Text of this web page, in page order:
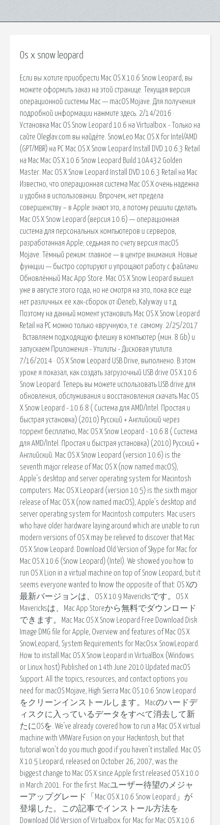
Os x snow leopard
Если вы хотите приобрести Mac OS X 10.6 Snow Leopard, вы
можете оформить заказ на этой странице. Текущая версия
операционной сиcтемы Mac — macOS Mojave. Для получения
подробной информации нажмите здесь. 2/14/2016 ·
Установка Mac OS Snow Leopard 10.6 на Virtualbox - Только на
сайте Oleglav.com вы найдёте. SnowLeo Mac OS X for Intel/AMD
(GPT/MBR) на PC Mac OS X Snow Leopard Install DVD 10.6.3 Retail
на Mac Mac OS X 10.6 Snow Leopard Build 10A432 Golden
Master. Mac OS X Snow Leopard Install DVD 10.6.3 Retail на Mac
Известно, что операционная система Mac OS X очень надежна
и удобна в использовании. Впрочем, нет предела
совершенству – в Apple знают это, а потому решили сделать.
Mac OS X Snow Leopard (версия 10.6) — операционная
система для персональных компьютеров и серверов,
разработанная Apple; седьмая по счету версия macOS
Mojave. Тёмный режим: главное — в центре внимания. Новые
функции — быстро сортируют и упрощают работу с файлами.
Обновлённый Mac App Store. Mac OS X Snow Leopard вышел
уже в августе этого года, но не смотря на это, пока все еще
нет различных ее хак-сборок от iDeneb, Kalyway и т.д.
Поэтому на данный момент установить Mac OS X Snow Leopard
Retail на PC можно только «вручную», т.е. самому. 2/25/2017
· Вставляем подходящую флешку в компьютер (мин. 8 Gb) и
запускаем Приложения - Утилиты - Дисковая утилита.
7/16/2014 · OS X Snow Leopard USB Drive, выполнено. В этом
уроке я показал, как создать загрузочный USB drive OS X 10.6
Snow Leopard. Теперь вы можете использовать USB drive для
обновления, обслуживания и восстановления скачать Mac OS
X Snow Leopard - 10.6.8 ( Система для AMD/Intel. Простая и
быстрая установка) (2010) Русский + Английский через
торрент бесплатно, Mac OS X Snow Leopard - 10.6.8 ( Система
для AMD/Intel. Простая и быстрая установка) (2010) Русский +
Английский. Mac OS X Snow Leopard (version 10.6) is the
seventh major release of Mac OS X (now named macOS),
Apple's desktop and server operating system for Macintosh
computers. Mac OS X Leopard (version 10.5) is the sixth major
release of Mac OS X (now named macOS), Apple's desktop and
server operating system for Macintosh computers. Mac users
who have older hardware laying around which are unable to run
modern versions of OS X may be relieved to discover that Mac
OS X Snow Leopard. Download Old Version of Skype for Mac for
Mac OS X 10.6 (Snow Leopard) (Intel). We showed you how to
run OS X Lion in a virtual machine on top of Snow Leopard, but it
seems everyone wanted to know the opposite of that: OS Xの
最新バージョンは、OS X 10.9 Mavericksです。OS X
Mavericksは、Mac App Storeから無料でダウンロード
できます。Mac Mac OS X Snow Leopard Free Download Disk
Image DMG file for Apple, Overview and features of Mac OS X
SnowLeopard, System Requirements for MacOsx SnowLeopard.
How to install Mac OS X Snow Leopard in VirtualBox (Windows
or Linux host) Published on 14th June 2010 Updated macOS
Support. All the topics, resources, and contact options you
need for macOS Mojave, High Sierra Mac OS 10.6 Snow Leopard
をクリーンインストールします。Macのハードデ
ィスクに入っているデータをすべて消去して新
たにOSを. We've already covered how to run a Mac OS X virtual
machine with VMWare Fusion on your Hackintosh, but that
tutorial won't do you much good if you haven't installed. Mac OS
X 10.5 Leopard, released on October 26, 2007, was the
biggest change to Mac OS X since Apple first released OS X 10.0
in March 2001. For the first. Macユーザー待望のメジャ
ーアップグレード「Mac OS X 10.6 Snow Leopard」が
登場した。この記事でインストール方法を.
Download Old Version of Virtualbox for Mac for Mac OS X 10.6